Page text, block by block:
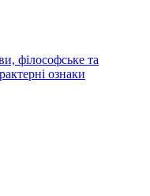
філософське та
ознаки